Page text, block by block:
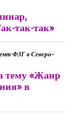
так-так»
ФЗГ в Северо-
тему «Жанр
в